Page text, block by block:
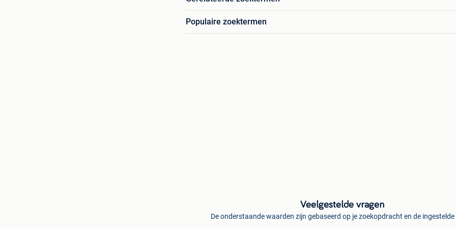
Populaire zoektermen
Veelgestelde vragen
De onderstaande waarden zijn gebaseerd op je zoekopdracht en de